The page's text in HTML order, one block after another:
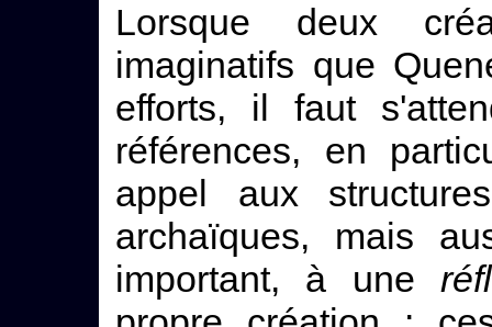
Lorsque deux
imaginatifs que
efforts, il faut
références, en
appel aux
archaïques, mais
important, à une